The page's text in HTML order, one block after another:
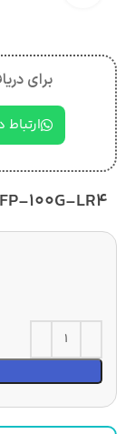
برای
100G-LR4